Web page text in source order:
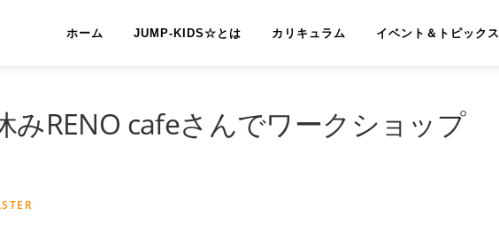
ホーム JUMP-KIDS☆とは カリキュラム イベント＆トピックス
みRENO cafeさんでワークショップ